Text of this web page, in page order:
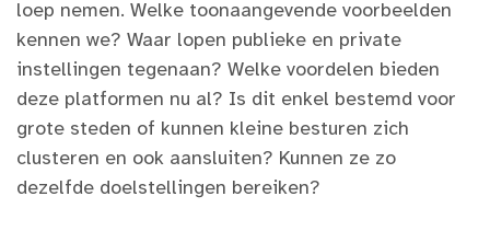
loep nemen. Welke toonaangevende voorbeelden
kennen we? Waar lopen publieke en private
instellingen tegenaan? Welke voordelen bieden
deze platformen nu al? Is dit enkel bestemd voor
grote steden of kunnen kleine besturen zich
clusteren en ook aansluiten? Kunnen ze zo
dezelfde doelstellingen bereiken?